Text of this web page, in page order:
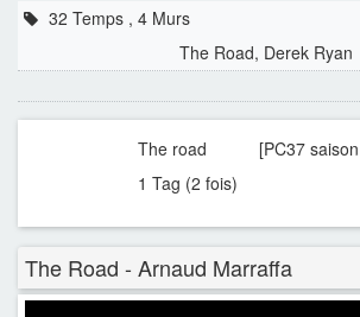
32 Temps , 4 Murs
The Road, Derek Ryan
The road [PC37 saison
1 Tag (2 fois)
The Road - Arnaud Marraffa